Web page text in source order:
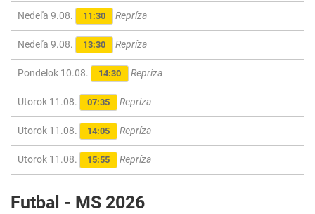
Nedeľa 9.08. 11:30 Repríza
Nedeľa 9.08. 13:30 Repríza
Pondelok 10.08. 14:30 Repríza
Utorok 11.08. 07:35 Repríza
Utorok 11.08. 14:05 Repríza
Utorok 11.08. 15:55 Repríza
Futbal - MS 2026